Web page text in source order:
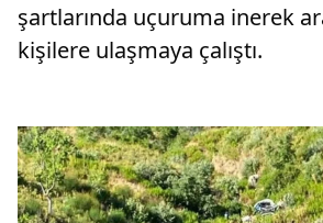
şartlarında uçuruma inerek
kişilere ulaşmaya çalıştı.